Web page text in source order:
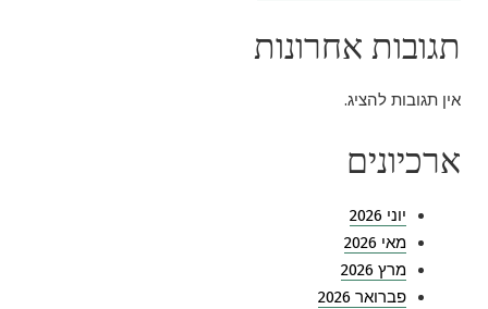
תגובות אחרונות
אין תגובות להציג.
ארכיונים
יוני 2026
מאי 2026
מרץ 2026
פברואר 2026